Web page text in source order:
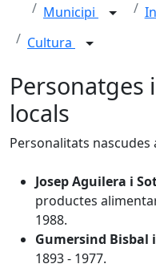
Municipi
Cultura
Personatges
locals
Personalitats nascudes
Josep Aguilera i
productes
1988.
Gumersind Bisbal
1893 - 1977.